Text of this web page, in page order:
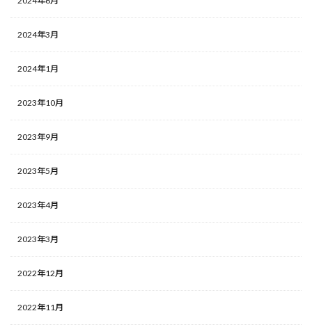
2024年3月
2024年1月
2023年10月
2023年9月
2023年5月
2023年4月
2023年3月
2022年12月
2022年11月